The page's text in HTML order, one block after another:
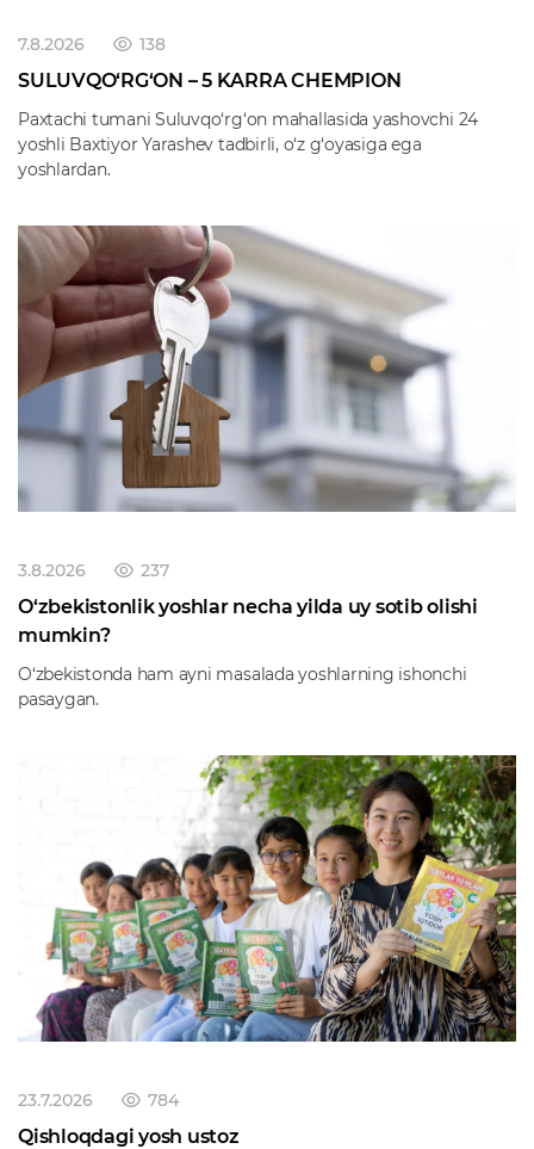
7.8.2026 138
SULUVQO‘RG‘ON – 5 KARRA CHEMPION
Paxtachi tumani Suluvqo‘rg‘on mahallasida yashovchi 24
yoshli Baxtiyor Yarashev tadbirli, o‘z g‘oyasiga ega
yoshlardan.
3.8.2026 237
O‘zbekistonlik yoshlar necha yilda uy sotib olishi
mumkin?
O‘zbekistonda ham ayni masalada yoshlarning ishonchi
pasaygan.
23.7.2026 784
Qishloqdagi yosh ustoz